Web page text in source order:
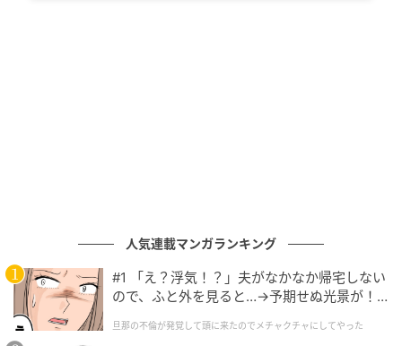
るのに対し、偽造品では複数色の糸が混在する場合が
あると説明されています。
赤外線カメラで確認した際の縫製糸の反応
人気連載マンガランキング
#1 「え？浮気！？」夫がなかなか帰宅しない
ので、ふと外を見ると…→予期せぬ光景が！
クチャにしてやった
旦那の不倫が発覚して頭に来たのでメチャクチャにしてやった